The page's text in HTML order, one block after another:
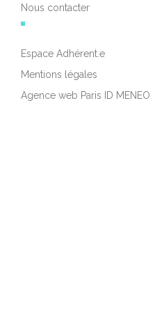
Nous contacter
Espace Adhérent.e
Mentions légales
Agence web Paris ID MENEO